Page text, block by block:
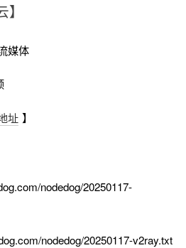
媒体
址 】
nodedog/20250117-
nodedog/20250117-v2ray.txt